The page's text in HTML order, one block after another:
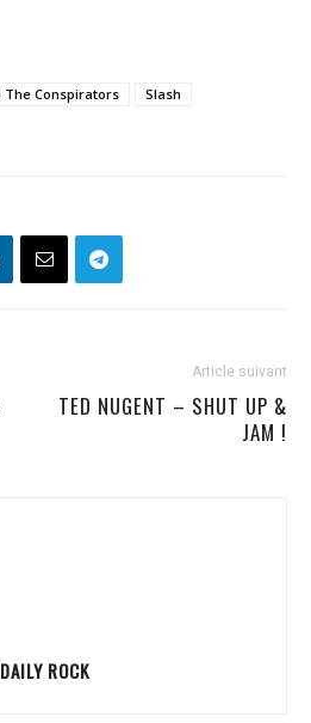
The Conspirators
Slash
Article suivant
TED NUGENT – SHUT UP &
JAM !
DAILY ROCK